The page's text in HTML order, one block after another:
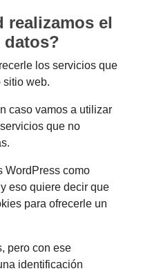
realizamos el
datos?
los servicios que
sitio web.
caso vamos a utilizar
que no
WordPress como
eso quiere decir que
para ofrecerle un
pero con ese
identificación